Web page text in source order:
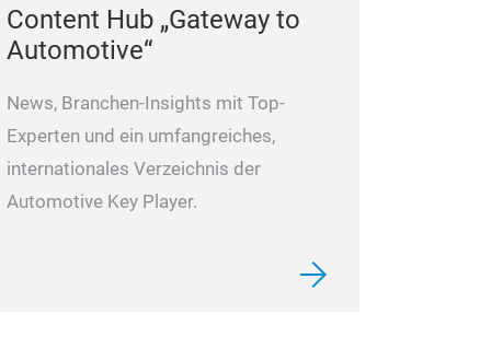
Content Hub „Gateway to
Automotive“
News, Branchen-Insights mit Top-
Experten und ein umfangreiches,
internationales Verzeichnis der
Automotive Key Player.